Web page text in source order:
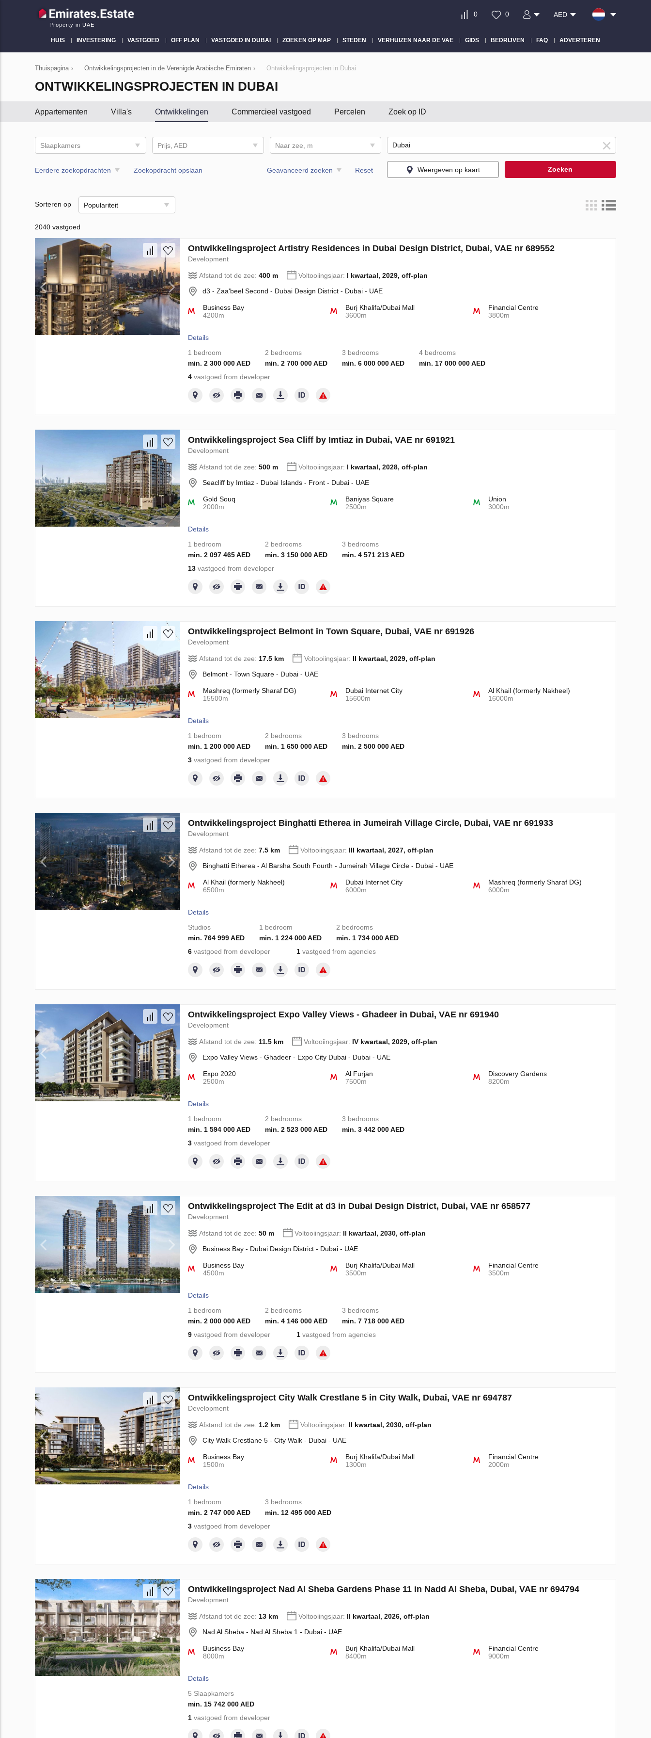
Property in UAE
0 0 AED
HUIS INVESTERING VASTGOED OFF PLAN VASTGOED IN DUBAI ZOEKEN OP MAP STEDEN VERHUIZEN NAAR DE VAE GIDS BEDRIJVEN FAQ ADVERTEREN
Thuispagina › Ontwikkelingsprojecten in de Verenigde Arabische Emiraten › Ontwikkelingsprojecten in Dubai
ONTWIKKELINGSPROJECTEN IN DUBAI
Appartementen Villa's Ontwikkelingen Commercieel vastgoed Percelen Zoek op ID
Slaapkamers Prijs, AED Naar zee, m
Eerdere zoekopdrachten Zoekopdracht opslaan Geavanceerd zoeken Reset Weergeven op kaart Zoeken
Sorteren op Populariteit
2040 vastgoed
Ontwikkelingsproject Artistry Residences in Dubai Design District, Dubai, VAE nr 689552
Development
Afstand tot de zee: 400 m Voltooiingsjaar: I kwartaal, 2029, off-plan
d3 - Zaa'beel Second - Dubai Design District - Dubai - UAE
Business Bay
4200m
Burj Khalifa/Dubai Mall
3600m
Financial Centre
3800m
Details
1 bedroom
min. 2 300 000 AED
2 bedrooms
min. 2 700 000 AED
3 bedrooms
min. 6 000 000 AED
4 bedrooms
min. 17 000 000 AED
4vastgoed from developer
Ontwikkelingsproject Sea Cliff by Imtiaz in Dubai, VAE nr 691921
Development
Afstand tot de zee: 500 m Voltooiingsjaar: I kwartaal, 2028, off-plan
Seacliff by Imtiaz - Dubai Islands - Front - Dubai - UAE
Gold Souq
2000m
Baniyas Square
2500m
Union
3000m
Details
1 bedroom
min. 2 097 465 AED
2 bedrooms
min. 3 150 000 AED
3 bedrooms
min. 4 571 213 AED
13vastgoed from developer
Ontwikkelingsproject Belmont in Town Square, Dubai, VAE nr 691926
Development
Afstand tot de zee: 17.5 km Voltooiingsjaar: II kwartaal, 2029, off-plan
Belmont - Town Square - Dubai - UAE
Mashreq (formerly Sharaf DG)
15500m
Dubai Internet City
15600m
Al Khail (formerly Nakheel)
16000m
Details
1 bedroom
min. 1 200 000 AED
2 bedrooms
min. 1 650 000 AED
3 bedrooms
min. 2 500 000 AED
3vastgoed from developer
Ontwikkelingsproject Binghatti Etherea in Jumeirah Village Circle, Dubai, VAE nr 691933
Development
Afstand tot de zee: 7.5 km Voltooiingsjaar: III kwartaal, 2027, off-plan
Binghatti Etherea - Al Barsha South Fourth - Jumeirah Village Circle - Dubai - UAE
Al Khail (formerly Nakheel)
6500m
Dubai Internet City
6000m
Mashreq (formerly Sharaf DG)
6000m
Details
Studios
min. 764 999 AED
1 bedroom
min. 1 224 000 AED
2 bedrooms
min. 1 734 000 AED
6vastgoed from developer 1vastgoed from agencies
Ontwikkelingsproject Expo Valley Views - Ghadeer in Dubai, VAE nr 691940
Development
Afstand tot de zee: 11.5 km Voltooiingsjaar: IV kwartaal, 2029, off-plan
Expo Valley Views - Ghadeer - Expo City Dubai - Dubai - UAE
Expo 2020
2500m
Al Furjan
7500m
Discovery Gardens
8200m
Details
1 bedroom
min. 1 594 000 AED
2 bedrooms
min. 2 523 000 AED
3 bedrooms
min. 3 442 000 AED
3vastgoed from developer
Ontwikkelingsproject The Edit at d3 in Dubai Design District, Dubai, VAE nr 658577
Development
Afstand tot de zee: 50 m Voltooiingsjaar: II kwartaal, 2030, off-plan
Business Bay - Dubai Design District - Dubai - UAE
Business Bay
4500m
Burj Khalifa/Dubai Mall
3500m
Financial Centre
3500m
Details
1 bedroom
min. 2 000 000 AED
2 bedrooms
min. 4 146 000 AED
3 bedrooms
min. 7 718 000 AED
9vastgoed from developer 1vastgoed from agencies
Ontwikkelingsproject City Walk Crestlane 5 in City Walk, Dubai, VAE nr 694787
Development
Afstand tot de zee: 1.2 km Voltooiingsjaar: II kwartaal, 2030, off-plan
City Walk Crestlane 5 - City Walk - Dubai - UAE
Business Bay
1500m
Burj Khalifa/Dubai Mall
1300m
Financial Centre
2000m
Details
1 bedroom
min. 2 747 000 AED
3 bedrooms
min. 12 495 000 AED
3vastgoed from developer
Ontwikkelingsproject Nad Al Sheba Gardens Phase 11 in Nadd Al Sheba, Dubai, VAE nr 694794
Development
Afstand tot de zee: 13 km Voltooiingsjaar: II kwartaal, 2026, off-plan
Nad Al Sheba - Nad Al Sheba 1 - Dubai - UAE
Business Bay
8000m
Burj Khalifa/Dubai Mall
8400m
Financial Centre
9000m
Details
5 Slaapkamers
min. 15 742 000 AED
1vastgoed from developer